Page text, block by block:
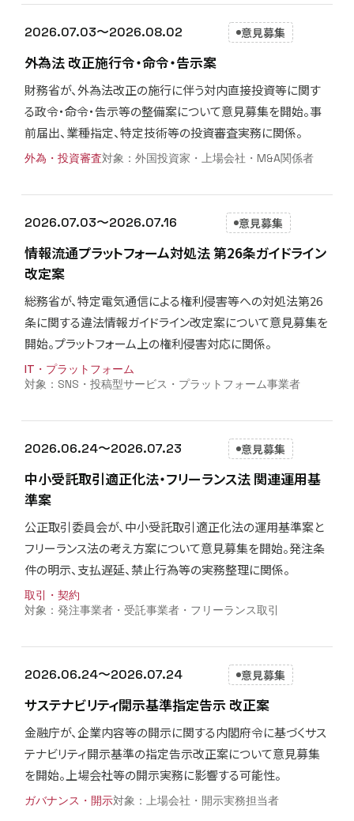
2026.07.03〜2026.08.02 意見募集
外為法 改正施行令・命令・告示案
財務省が、外為法改正の施行に伴う対内直接投資等に関す
る政令・命令・告示等の整備案について意見募集を開始。事
前届出、業種指定、特定技術等の投資審査実務に関係。
外為・投資審査 外国投資家・上場会社・M&A関係者
2026.07.03〜2026.07.16 意見募集
情報流通プラットフォーム対処法 第26条ガイドライン
改定案
総務省が、特定電気通信による権利侵害等への対処法第26
条に関する違法情報ガイドライン改定案について意見募集を
開始。プラットフォーム上の権利侵害対応に関係。
IT・プラットフォーム
SNS・投稿型サービス・プラットフォーム事業者
2026.06.24〜2026.07.23 意見募集
中小受託取引適正化法・フリーランス法 関連運用基
準案
公正取引委員会が、中小受託取引適正化法の運用基準案と
フリーランス法の考え方案について意見募集を開始。発注条
件の明示、支払遅延、禁止行為等の実務整理に関係。
取引・契約
発注事業者・受託事業者・フリーランス取引
2026.06.24〜2026.07.24 意見募集
サステナビリティ開示基準指定告示 改正案
金融庁が、企業内容等の開示に関する内閣府令に基づくサス
テナビリティ開示基準の指定告示改正案について意見募集
を開始。上場会社等の開示実務に影響する可能性。
ガバナンス・開示 上場会社・開示実務担当者